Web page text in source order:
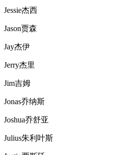
Jessie杰西
Jason贾森
Jay杰伊
Jerry杰里
Jim吉姆
Jonas乔纳斯
Joshua乔舒亚
Julius朱利叶斯